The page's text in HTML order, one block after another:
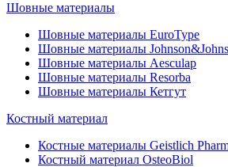
Шовные материалы
Шовные материалы EuroType
Шовные материалы
Шовные материалы Aesculap
Шовные материалы Resorba
Шовные материалы Кетгут
Костный материал
Костные материалы Geistlich
Костный материал OsteoBiol